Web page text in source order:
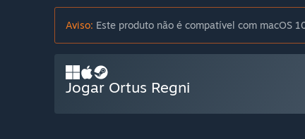
Aviso: Este produto não é compatível com macOS
Jogar Ortus Regni